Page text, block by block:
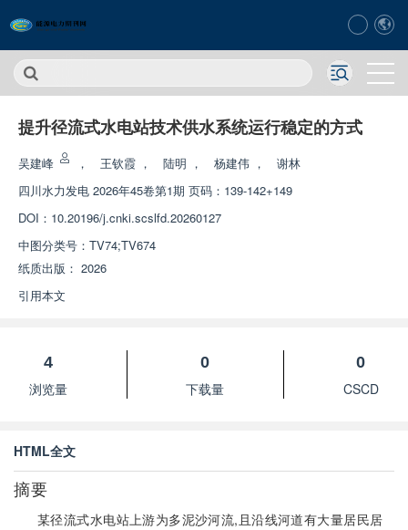
提升径流式水电站技术供水系统运行稳定的方式
吴建峰 ， 王钦霞 ， 陆明 ， 杨建伟 ，
谢林
四川水力发电 2026年45卷第1期 页码：139-142+149
DOI： 10.20196/j.cnki.scslfd.20260127
中图分类号： TV74;TV674
纸质出版： 2026
引用本文
4
浏览量
0
下载量
0
CSCD
HTML全文
摘要
某径流式水电站上游为多泥沙河流,且沿线河道有大量居民居